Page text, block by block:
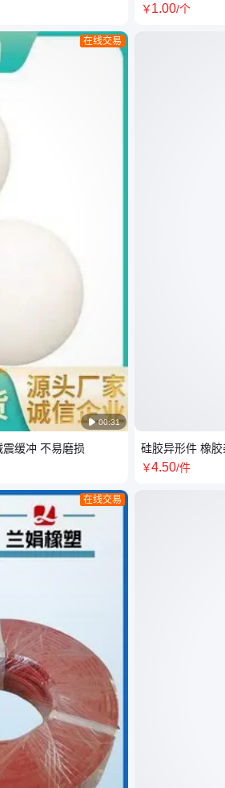
 00:31
在线交易
缓冲 不易磨损
在线交易
￥1.00/个
硅胶异形件 橡
￥4.50/件